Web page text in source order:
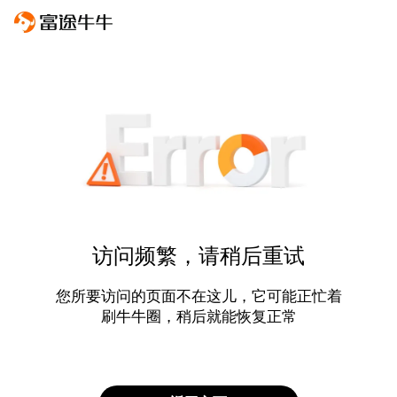
访问频繁，请稍后重试
您所要访问的页面不在这儿，它可能正忙着
刷牛牛圈，稍后就能恢复正常